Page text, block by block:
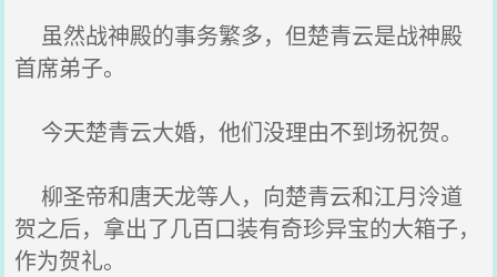
虽然战神殿的事务繁多，但楚青云是战神殿
首席弟子。
今天楚青云大婚，他们没理由不到场祝贺。
柳圣帝和唐天龙等人，向楚青云和江月泠道
贺之后，拿出了几百口装有奇珍异宝的大箱子，
作为贺礼。